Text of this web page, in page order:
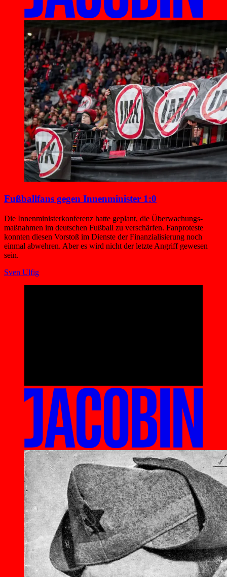
Fußballfans gegen Innenminister 1:0
Die Innenministerkonferenz hatte geplant, die Überwachungs­
maßnahmen im deutschen Fußball zu verschärfen. Fanproteste
konnten diesen Vorstoß im Dienste der Finanzialisierung noch
einmal abwehren. Aber es wird nicht der letzte Angriff gewesen
sein.
Sven Ulfig